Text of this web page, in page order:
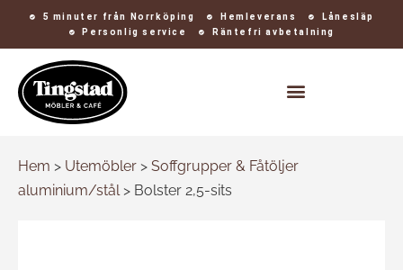
5 minuter från Norrköping Hemleverans
Lånesläp
Personlig service
Räntefri avbetalning
Hem > Utemöbler > Soffgrupper & Fåtöljer
aluminium/stål> Bolster 2,5-sits